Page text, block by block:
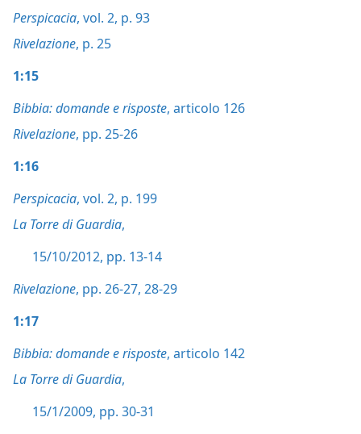
Perspicacia, vol. 2, p. 93
Rivelazione, p. 25
1:15
Bibbia: domande e risposte, articolo 126
Rivelazione, pp. 25-26
1:16
Perspicacia, vol. 2, p. 199
La Torre di Guardia,
15/10/2012, pp. 13-14
Rivelazione, pp. 26-27, 28-29
1:17
Bibbia: domande e risposte, articolo 142
La Torre di Guardia,
15/1/2009, pp. 30-31